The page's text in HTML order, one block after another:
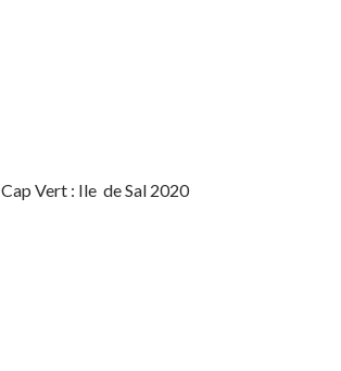
Cap Vert : Ile de Sal 2020